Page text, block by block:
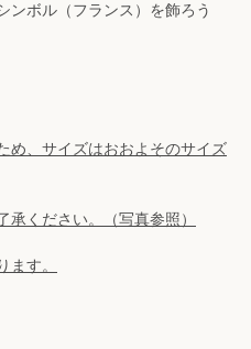
検
索
ンボル（フランス）を飾ろう
め、サイズはおおよそのサイズ
ください。（写真参照）
ます。